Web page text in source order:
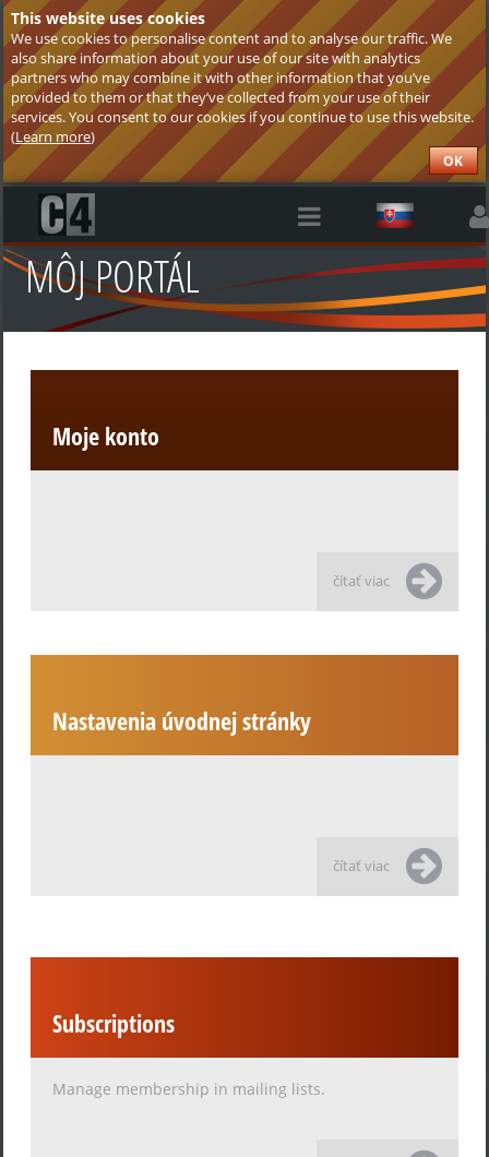
This website uses cookies
We use cookies to personalise content and to analyse our traffic. We
also share information about your use of our site with analytics
partners who may combine it with other information that you’ve
provided to them or that they’ve collected from your use of their
services. You consent to our cookies if you continue to use this website.
(Learn more)
OK
MÔJ PORTÁL
Moje konto
čítať viac
Nastavenia úvodnej stránky
čítať viac
Subscriptions
Manage membership in mailing lists.